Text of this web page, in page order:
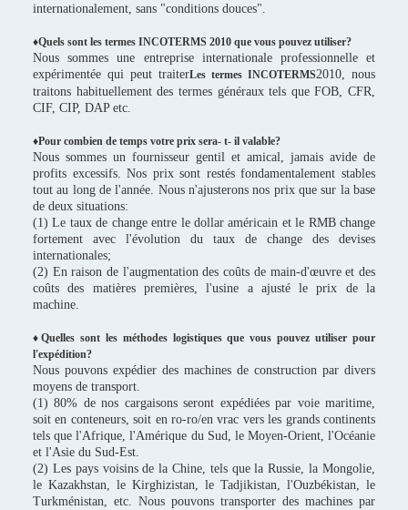
internationalement, sans "conditions douces".
♦Quels sont les termes INCOTERMS 2010 que vous pouvez utiliser?
Nous sommes une entreprise internationale professionnelle et
expérimentée qui peut traiterLes termes INCOTERMS2010, nous
traitons habituellement des termes généraux tels que FOB, CFR,
CIF, CIP, DAP etc.
♦Pour combien de temps votre prix sera- t- il valable?
Nous sommes un fournisseur gentil et amical, jamais avide de
profits excessifs. Nos prix sont restés fondamentalement stables
tout au long de l'année. Nous n'ajusterons nos prix que sur la base
de deux situations:
(1) Le taux de change entre le dollar américain et le RMB change
fortement avec l'évolution du taux de change des devises
internationales;
(2) En raison de l'augmentation des coûts de main-d'œuvre et des
coûts des matières premières, l'usine a ajusté le prix de la
machine.
♦Quelles sont les méthodes logistiques que vous pouvez utiliser pour
l'expédition?
Nous pouvons expédier des machines de construction par divers
moyens de transport.
(1) 80% de nos cargaisons seront expédiées par voie maritime,
soit en conteneurs, soit en ro-ro/en vrac vers les grands continents
tels que l'Afrique, l'Amérique du Sud, le Moyen-Orient, l'Océanie
et l'Asie du Sud-Est.
(2) Les pays voisins de la Chine, tels que la Russie, la Mongolie,
le Kazakhstan, le Kirghizistan, le Tadjikistan, l'Ouzbékistan, le
Turkménistan, etc. Nous pouvons transporter des machines par